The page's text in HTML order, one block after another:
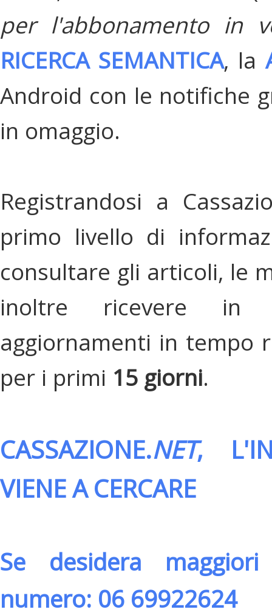
per l'abbonamento in
RICERCA SEMANTICA, la
Android con le notifiche
in omaggio.
Registrandosi a
primo livello di
consultare gli articoli, le
inoltre ricevere in
aggiornamenti in tempo
per i primi 15 giorni.
CASSAZIONE.NET,
VIENE A CERCARE
Se desidera
numero: 06 69922624